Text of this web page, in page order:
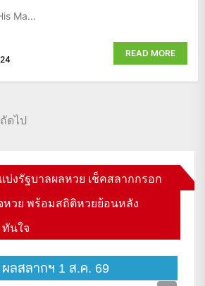
Ma...
READ MORE
ถัดไป
งรัฐบาลผลหวย เช็คสลากกรอก
หวย พร้อมสถิติหวยย้อนหลัง
ทันใจ